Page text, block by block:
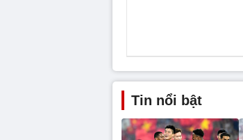
Tin nổi bật